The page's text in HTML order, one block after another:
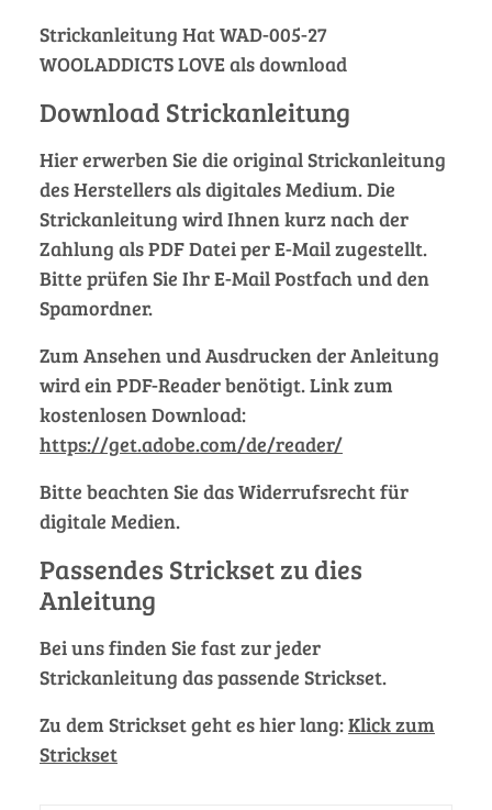
Strickanleitung Hat WAD-005-27
WOOLADDICTS LOVE als download
Download Strickanleitung
Hier erwerben Sie die original Strickanleitung
des Herstellers als digitales Medium. Die
Strickanleitung wird Ihnen kurz nach der
Zahlung als PDF Datei per E-Mail zugestellt.
Bitte prüfen Sie Ihr E-Mail Postfach und den
Spamordner.
Zum Ansehen und Ausdrucken der Anleitung
wird ein PDF-Reader benötigt. Link zum
kostenlosen Download:
https://get.adobe.com/de/reader/
Bitte beachten Sie das Widerrufsrecht für
digitale Medien.
Passendes Strickset zu dies
Anleitung
Bei uns finden Sie fast zur jeder
Strickanleitung das passende Strickset.
Zu dem Strickset geht es hier lang:Klick zum
Strickset